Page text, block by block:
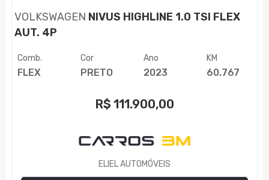
VOLKSWAGEN NIVUS HIGHLINE 1.0 TSI FLEX
AUT. 4P
Comb.
FLEX
Cor
PRETO
Ano
2023
KM
60.767
R$ 111.900,00
ELIEL AUTOMÓVEIS